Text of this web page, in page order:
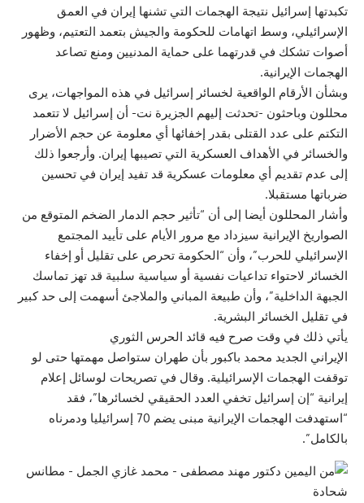
تكبدتها إسرائيل نتيجة الهجمات التي تشنها إيران في العمق
الإسرائيلي، وسط اتهامات للحكومة والجيش بتعمد التعتيم، وظهور
أصوات تشكك في قدرتهما على حماية المدنيين ومنع تصاعد
الهجمات الإيرانية.
وبشأن الأرقام الواقعية لخسائر إسرائيل في هذه المواجهات، يرى
محللون وباحثون -تحدثت إليهم الجزيرة نت- أن إسرائيل لا تتعمد
التكتم على عدد القتلى بقدر إخفائها أي معلومة عن حجم الأضرار
والخسائر في الأهداف العسكرية التي تصيبها إيران. وأرجعوا ذلك
إلى عدم تقديم أي معلومات عسكرية قد تفيد إيران في تحسين
ضرباتها مستقبلا.
وأشار المحللون أيضا إلى أن “تأثير حجم الدمار الضخم المتوقع من
الصواريخ الإيرانية سيزداد مع مرور الأيام على تأييد المجتمع
الإسرائيلي للحرب”، وأن “الحكومة تحرص على تقليل أو إخفاء
الخسائر لاحتواء تداعيات نفسية أو سياسية سلبية قد تهز تماسك
الجبهة الداخلية”، وأن طبيعة المباني والملاجئ أسهمت إلى حد كبير
في تقليل الخسائر البشرية.
يأتي ذلك في وقت صرح فيه قائد الحرس الثوري
الإيراني الجديد محمد باكبور بأن طهران ستواصل مهمتها حتى لو
توقفت الهجمات الإسرائيلية. وقال في تصريحات لوسائل إعلام
إيرانية “إن إسرائيل تخفي العدد الحقيقي لخسائرها”، فقد
“استهدفت الهجمات الإيرانية مبنى يضم 70 إسرائيليا ودمرناه
بالكامل”.